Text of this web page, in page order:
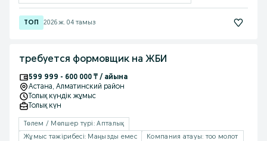
2026 ж. 04 тамыз
требуется формовщик на ЖБИ
599 999 - 600 000 ₸ / айына
Астана, Алматинский район
Толық күндік жұмыс
Толық күн
Төлем / Мөлшер түрі: Апталық
Жұмыс тəжірибесі: Маңызды емес
Компания атауы: тоо молот